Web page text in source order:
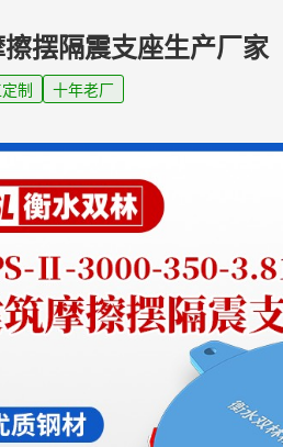
摆隔震支座生产厂家
制 十年老厂